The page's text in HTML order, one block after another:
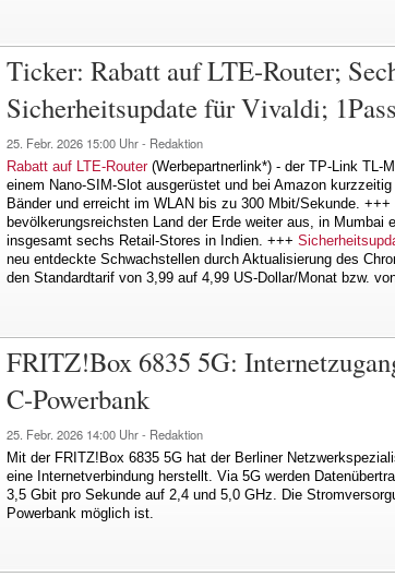
Ticker: Rabatt auf LTE-Router;
Sicherheitsupdate für Vivaldi;
25. Febr. 2026 15:00 Uhr - Redaktion
Rabatt auf LTE-Router(Werbepartnerlink*) - der TP-Link TL-
einem Nano-SIM-Slot ausgerüstet und bei Amazon
Bänder und erreicht im WLAN bis zu 300 Mbit/Sekunde. +++
bevölkerungsreichsten Land der Erde weiter aus, in
insgesamt sechs Retail-Stores in Indien. +++
neu entdeckte Schwachstellen durch Aktualisierung des
den Standardtarif von 3,99 auf 4,99 US-Dollar/Monat bzw.
FRITZ!Box 6835 5G:
C-Powerbank
25. Febr. 2026 14:00 Uhr - Redaktion
Mit der FRITZ!Box 6835 5G hat der Berliner
eine Internetverbindung herstellt. Via 5G werden
3,5 Gbit pro Sekunde auf 2,4 und 5,0 GHz. Die
Powerbank möglich ist.